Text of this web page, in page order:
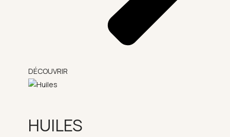
DÉCOUVRIR
HUILES